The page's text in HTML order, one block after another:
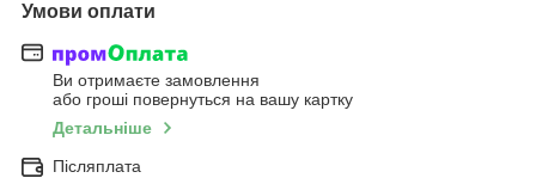
Умови оплати
Ви отримаєте замовлення
або гроші повернуться на вашу картку
Детальніше
Післяплата